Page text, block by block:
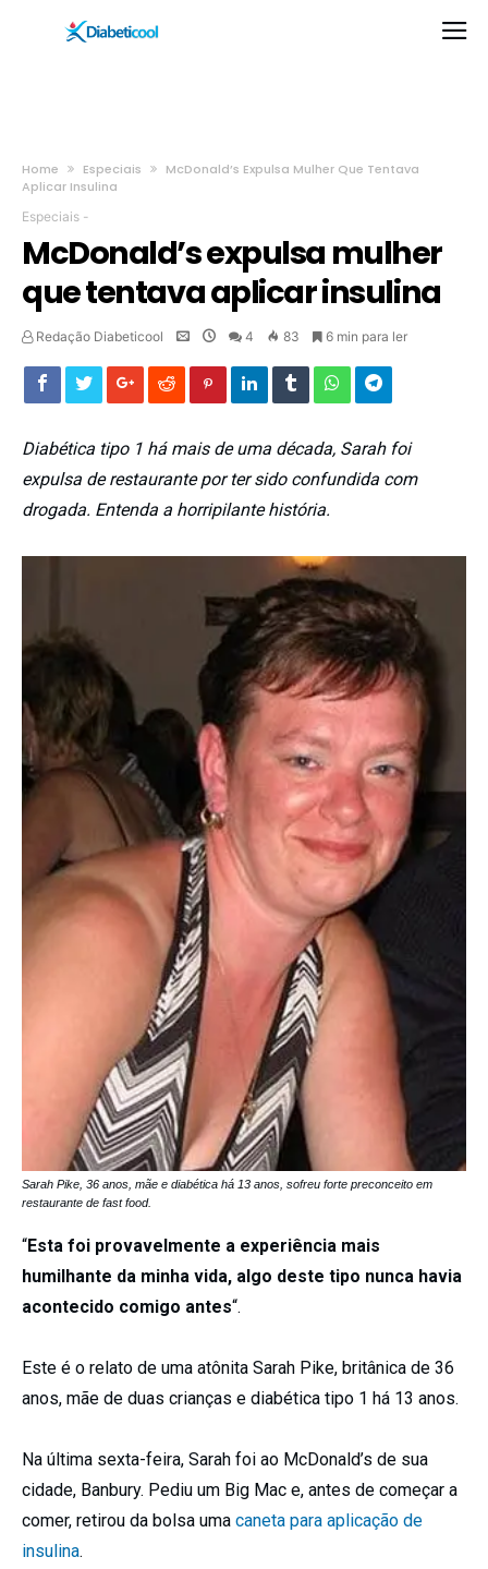
Home Especiais
McDonald’s Expulsa Mulher Que Tentava
Aplicar Insulina
Especiais -
McDonald’s expulsa mulher
que tentava aplicar insulina
Redação Diabeticool 4 83 6 min para ler
Diabética tipo 1 há mais de uma década, Sarah foi
expulsa de restaurante por ter sido confundida com
drogada. Entenda a horripilante história.
Sarah Pike, 36 anos, mãe e diabética há 13 anos, sofreu forte preconceito em
restaurante de fast food.
“Esta foi provavelmente a experiência mais
humilhante da minha vida, algo deste tipo nunca havia
acontecido comigo antes“.
Este é o relato de uma atônita Sarah Pike, britânica de 36
anos, mãe de duas crianças e diabética tipo 1 há 13 anos.
Na última sexta-feira, Sarah foi ao McDonald’s de sua
cidade, Banbury. Pediu um Big Mac e, antes de começar a
comer, retirou da bolsa uma caneta para aplicação de
insulina.